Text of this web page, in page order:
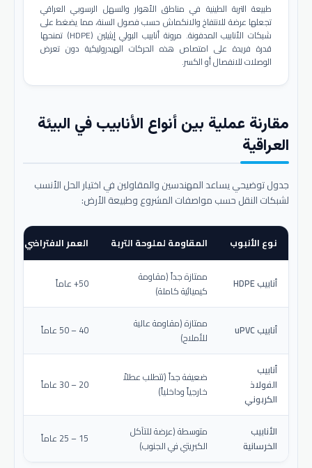
طبيعة التربة الطينية في مناطق الأهوار والسهل الرسوبي العراقي
تجعلها عرضة للانتفاخ والانكماش حسب فصول السنة، مما يضغط على
شبكات الأنابيب المدفونة. مرونة أنابيب البولي إيثيلين (HDPE) تمنحها
قدرة فريدة على امتصاص هذه الحركات الهيدروليكية دون تعرض
الوصلات للانفصال أو الكسر.
مقارنة عملية بين أنواع الأنابيب في البيئة
العراقية
جدول توضيحي يساعد المهندسين والمقاولين في اختيار الحل الأنسب
لشبكات النقل حسب مواصفات المشروع وطبيعة الأرض:
نوع الأنبوب المقاومة لملوحة التربة العمر الافتراضي
أنابيب HDPE
ممتازة جداً (مقاومة
كيميائية كاملة)
50+ عاماً
أنابيب uPVC
ممتازة (مقاومة عالية
للأملاح)
40 – 50 عاماً
أنابيب
الفولاذ
الكربوني
ضعيفة جداً (تتطلب عطلاً
خارجياً وداخلياً)
20 – 30 عاماً
الأنابيب
الخرسانية
متوسطة (عرضة للتآكل
الكبريتي في الجنوب)
15 – 25 عاماً